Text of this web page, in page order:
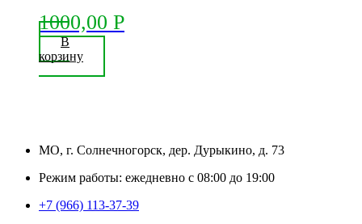
1000,00 Р
В
корзину
МО, г. Солнечногорск, дер. Дурыкино, д. 73
Режим работы: ежедневно с 08:00 до 19:00
+7 (966) 113-37-39